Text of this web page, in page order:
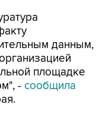
данным,
площадке
- сообщила